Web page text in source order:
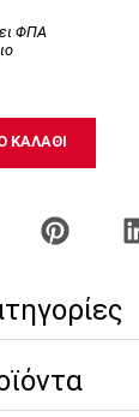
ΦΠΑ
ΚΑΛΑΘΙ